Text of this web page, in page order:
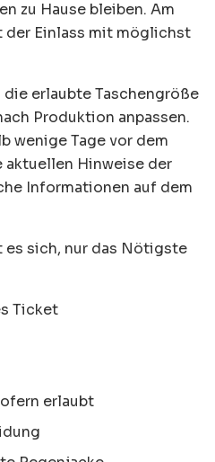
zu Hause bleiben. Am
Einlass mit möglichst
erlaubte Taschengröße
Produktion anpassen.
wenige Tage vor dem
aktuellen Hinweise der
Informationen auf dem
sich, nur das Nötigste
Ticket
erlaubt